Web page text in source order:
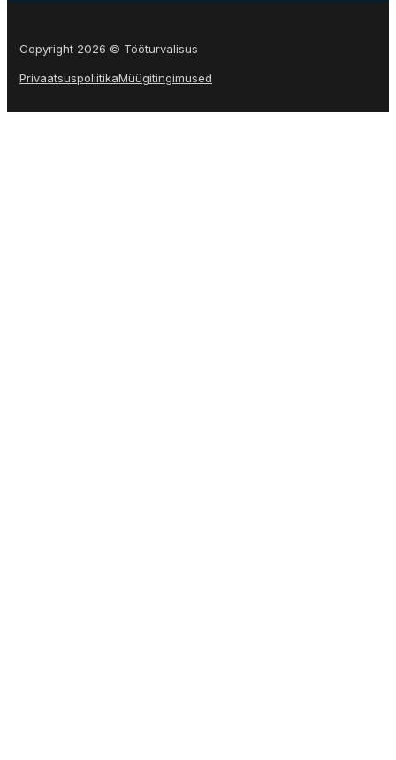
Copyright 2026 © Tööturvalisus
PrivaatsuspoliitikaMüügitingimused